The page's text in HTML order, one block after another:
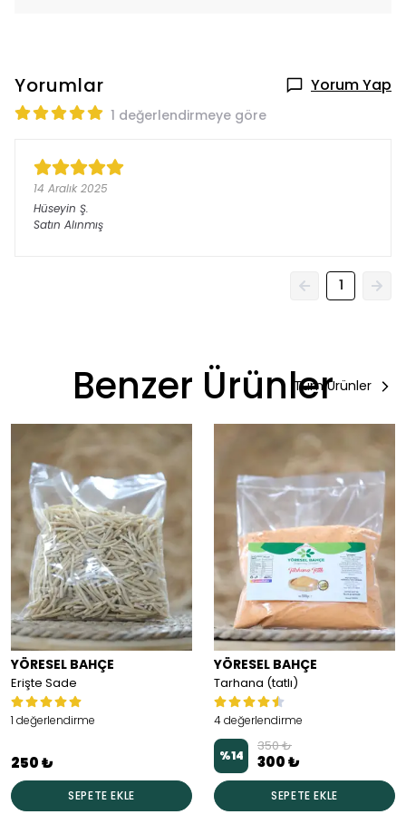
Yorumlar Yorum Yap
1 değerlendirmeye göre
14 Aralık 2025
Hüseyin Ş.
Satın Alınmış
1
Benzer ÜrünlerTüm Ürünler
YÖRESEL BAHÇE
Erişte Sade
1 değerlendirme
250 ₺
SEPETE EKLE
YÖRESEL BAHÇE
Tarhana (tatlı)
4 değerlendirme
%14
350 ₺
300 ₺
SEPETE EKLE